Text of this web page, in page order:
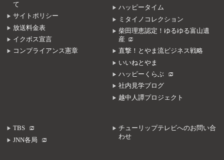
て
サイトポリシー
放送料金表
イクボス宣言
コンプライアンス憲章
ハッピータイム
ミタイノコレクション
柴田理恵認定！ゆるゆる富山遺
産
直撃！とやま流ビジネス戦略
いいねとやま
ハッピーくらぶ
社内見学ブログ
越中人譚プロジェクト
TBS
JNN各局
チューリップテレビへのお問い合
わせ